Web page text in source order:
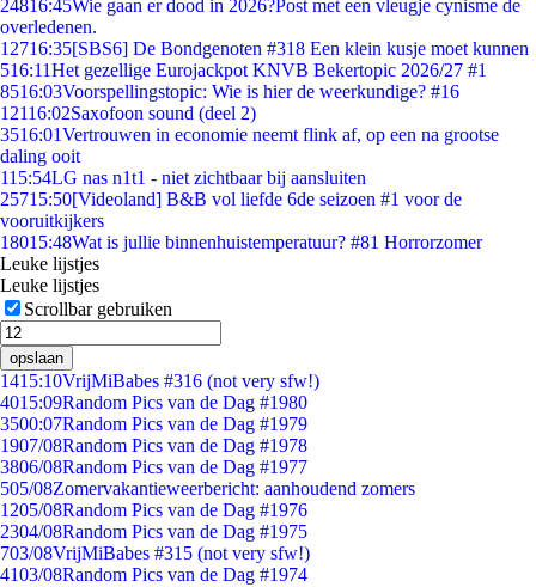
24816:45Wie gaan er dood in 2026?Post met een vleugje cynisme de
overledenen.
12716:35[SBS6] De Bondgenoten #318 Een klein kusje moet kunnen
516:11Het gezellige Eurojackpot KNVB Bekertopic 2026/27 #1
8516:03Voorspellingstopic: Wie is hier de weerkundige? #16
12116:02Saxofoon sound (deel 2)
3516:01Vertrouwen in economie neemt flink af, op een na grootse
daling ooit
115:54LG nas n1t1 - niet zichtbaar bij aansluiten
25715:50[Videoland] B&B vol liefde 6de seizoen #1 voor de
vooruitkijkers
18015:48Wat is jullie binnenhuistemperatuur? #81 Horrorzomer
Leuke lijstjes
Leuke lijstjes
Scrollbar gebruiken
opslaan
1415:10VrijMiBabes #316 (not very sfw!)
4015:09Random Pics van de Dag #1980
3500:07Random Pics van de Dag #1979
1907/08Random Pics van de Dag #1978
3806/08Random Pics van de Dag #1977
505/08Zomervakantieweerbericht: aanhoudend zomers
1205/08Random Pics van de Dag #1976
2304/08Random Pics van de Dag #1975
703/08VrijMiBabes #315 (not very sfw!)
4103/08Random Pics van de Dag #1974